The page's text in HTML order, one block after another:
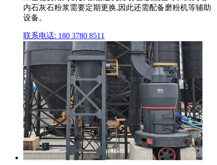
内石灰石粉浆需要定期更换,因此还需配备磨粉机等辅助
设备。
联系电话: 180 3780 8511